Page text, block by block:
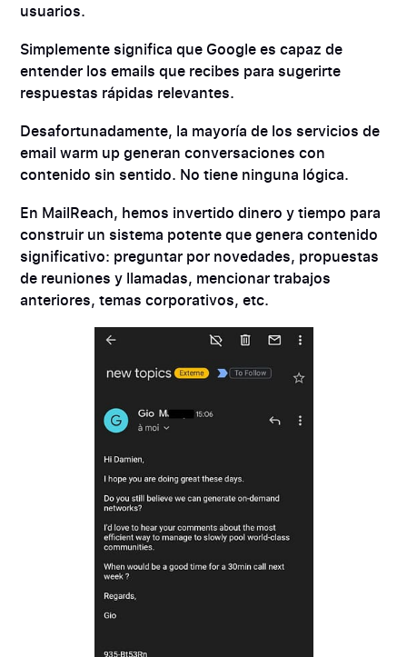
usuarios.
Simplemente significa que Google es capaz de
entender los emails que recibes para sugerirte
respuestas rápidas relevantes.
Desafortunadamente, la mayoría de los servicios de
email warm up generan conversaciones con
contenido sin sentido. No tiene ninguna lógica.
En MailReach, hemos invertido dinero y tiempo para
construir un sistema potente que genera contenido
significativo: preguntar por novedades, propuestas
de reuniones y llamadas, mencionar trabajos
anteriores, temas corporativos, etc.